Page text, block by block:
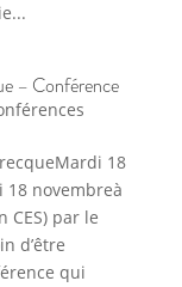
– Conférence
18
18 novembreà
CES) par le
d’être
qui